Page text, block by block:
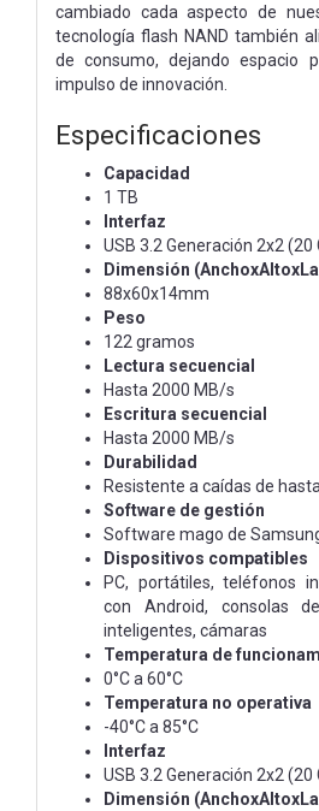
cambiado cada aspecto de
tecnología flash NAND también
de consumo, dejando espacio
impulso de innovación.
Especificaciones
Capacidad
1 TB
Interfaz
USB 3.2 Generación 2x2 (20
Dimensión
88x60x14mm
Peso
122 gramos
Lectura secuencial
Hasta 2000 MB/s
Escritura secuencial
Hasta 2000 MB/s
Durabilidad
Resistente a caídas de
Software de gestión
Software mago de
Dispositivos compatibles
PC, portátiles, teléfonos
con Android, consolas
inteligentes, cámaras
Temperatura de
0°C a 60°C
Temperatura no operativa
-40°C a 85°C
Interfaz
USB 3.2 Generación 2x2 (20
Dimensión